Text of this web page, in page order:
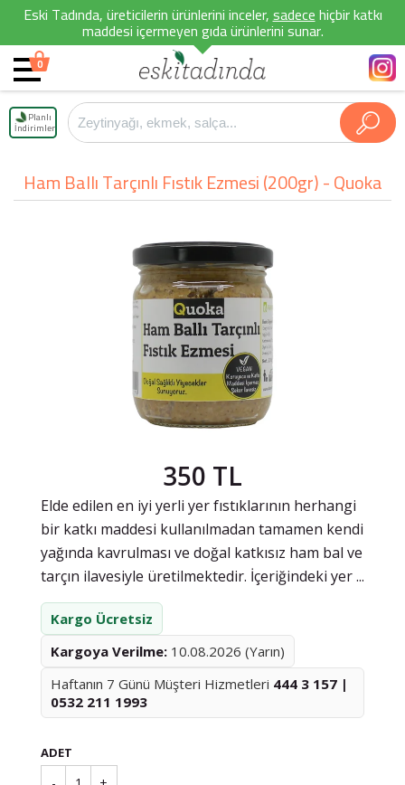
Eski Tadında, üreticilerin ürünlerini inceler,sadecehiçbir katkı
maddesi içermeyen gıda ürünlerini sunar.
0
Planlı
İndirimler
Ham Ballı Tarçınlı Fıstık Ezmesi (200gr) - Quoka
350 TL
Elde edilen en iyi yerli yer fıstıklarının herhangi
bir katkı maddesi kullanılmadan tamamen kendi
yağında kavrulması ve doğal katkısız ham bal ve
tarçın ilavesiyle üretilmektedir. İçeriğindeki yer ...
Kargo Ücretsiz
Kargoya Verilme: 10.08.2026 (Yarın)
Haftanın 7 Günü Müşteri Hizmetleri 444 3 157 |
0532 211 1993
ADET